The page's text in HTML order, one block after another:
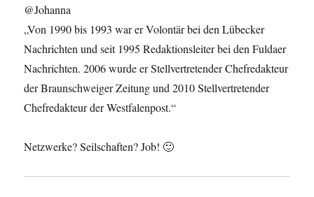
@Johanna
„Von 1990 bis 1993 war er Volontär bei den Lübecker
Nachrichten und seit 1995 Redaktionsleiter bei den Fuldaer
Nachrichten. 2006 wurde er Stellvertretender Chefredakteur
der Braunschweiger Zeitung und 2010 Stellvertretender
Chefredakteur der Westfalenpost.“
Netzwerke? Seilschaften? Job! 🙂